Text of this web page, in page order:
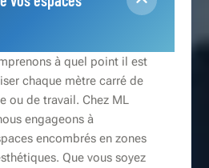
à quel point il est
chaque mètre carré de
ou de travail. Chez ML
engageons à
encombrés en zones
Que vous soyez